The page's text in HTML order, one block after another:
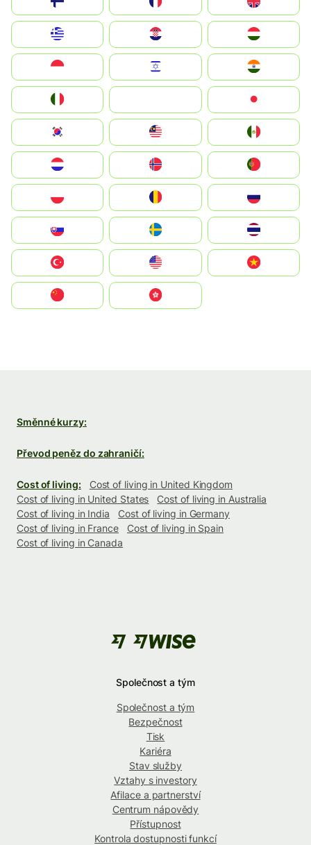
Magyarország
South Korea
United States
中國香港特別行政區
Směnné kurzy:
Převod peněz do zahraničí:
Cost of living:
Cost of living in United Kingdom
Cost of living in United States
Cost of living in Australia
Cost of living in India
Cost of living in Germany
Cost of living in France
Cost of living in Spain
Cost of living in Canada
Společnost a tým
Společnost a tým
Bezpečnost
Tisk
Kariéra
Stav služby
Vztahy s investory
Afilace a partnerství
Centrum nápovědy
Přístupnost
Kontrola dostupnosti funkcí